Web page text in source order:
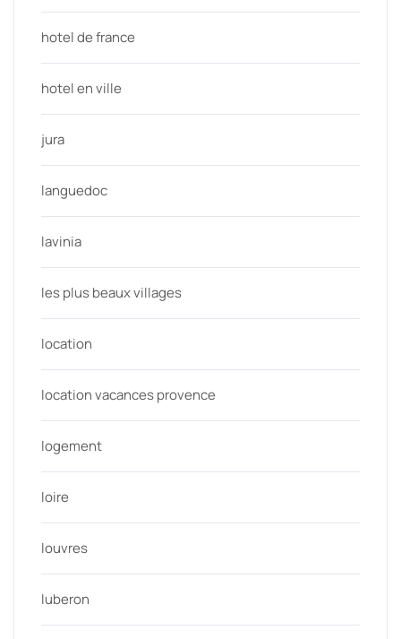
hotel de france
hotel en ville
jura
languedoc
lavinia
les plus beaux villages
location
location vacances provence
logement
loire
louvres
luberon